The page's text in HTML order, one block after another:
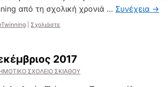
από τη σχολική χρονιά … Συνέχεια →
Σχολιάστε
2017
ΣΧΟΛΕΙΟ ΣΚΙΑΘΟΥ